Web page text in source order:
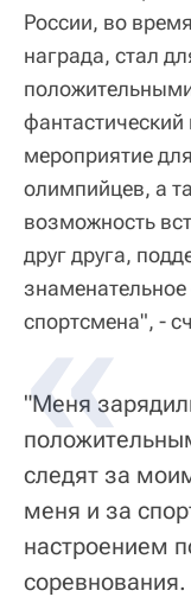
России, во
награда, стал
фантастический
мероприятие
олимпийцев, а
возможность
друг друга,
спортсмена", -
"Меня
следят за
меня и за
настроением